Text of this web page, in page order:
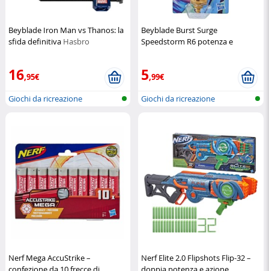
Beyblade Iron Man vs Thanos: la
sfida definitiva Hasbro
16,95€
Giochi da ricreazione
Beyblade Burst Surge
Speedstorm R6 potenza e
5,99€
Giochi da ricreazione
Nerf Mega AccuStrike –
Nerf Elite 2.0 Flipshots Flip-32 –